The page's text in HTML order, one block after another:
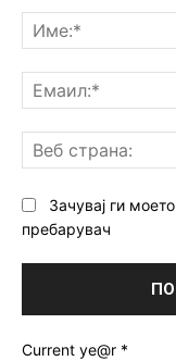
Зачувај ги
пребарувач
Current ye@r *